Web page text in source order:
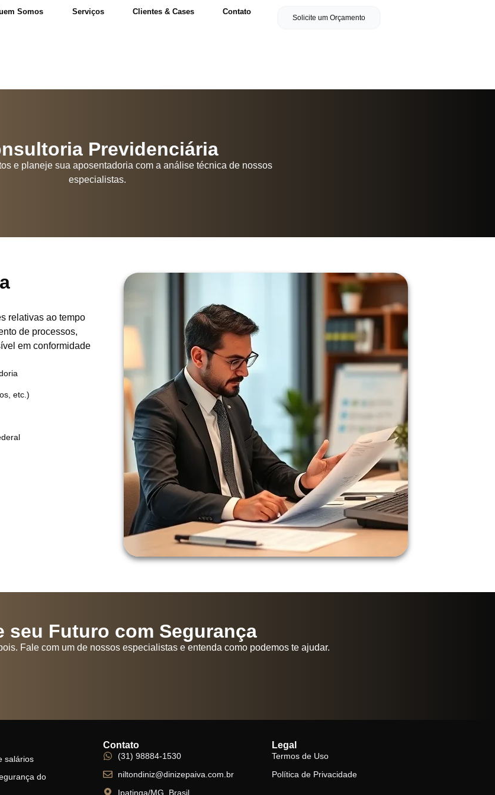
Somos Serviços Clientes & Cases Contato
Solicite um Orçamento
Previdenciária
e planeje sua aposentadoria com a análise técnica de nossos
especialistas.
relativas ao tempo
de processos,
em conformidade
etc.)
seu Futuro com Segurança
Fale com um de nossos especialistas e entenda como podemos te ajudar.
salários
do
Contato
(31) 98884-1530
niltondiniz@dinizepaiva.com.br
Ipatinga/MG, Brasil
Legal
Termos de Uso
Política de Privacidade